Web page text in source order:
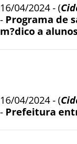
16/04/2024 - (
- Programa de
m?dico a
16/04/2024 - (
- Prefeitura